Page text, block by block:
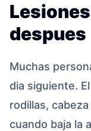
despues
Muchas
dia siguiente.
rodillas,
cuando baja la